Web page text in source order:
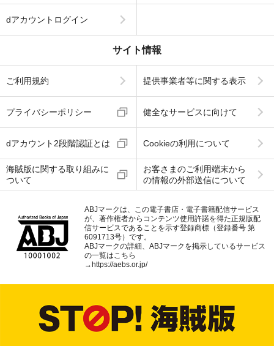
dアカウントログイン
サイト情報
ご利用規約 提供事業者等に関する表示
プライバシーポリシー 健全なサービスに向けて
dアカウント2段階認証とは Cookieの利用について
海賊版に関する取り組みに
ついて
お客さまのご利用端末から
の情報の外部送信について
ABJマークは、この電子書店・電子書籍配信サービス
が、著作権者からコンテンツ使用許諾を得た正規版配
信サービスであることを示す登録商標（登録番号 第
6091713号）です。
ABJマークの詳細、ABJマークを掲示しているサービス
の一覧はこちら
→https://aebs.or.jp/